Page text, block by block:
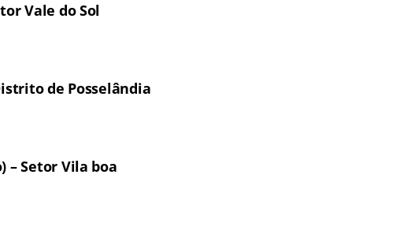
Vale do Sol
de Posselândia
– Setor Vila boa